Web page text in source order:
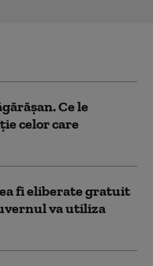
Ce le
celor care
fi eliberate gratuit
va utiliza